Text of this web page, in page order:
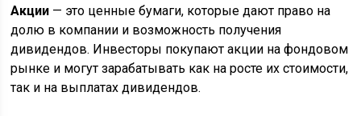
Акции — это ценные бумаги, которые дают право на
долю в компании и возможность получения
дивидендов. Инвесторы покупают акции на фондовом
рынке и могут зарабатывать как на росте их стоимости,
так и на выплатах дивидендов.